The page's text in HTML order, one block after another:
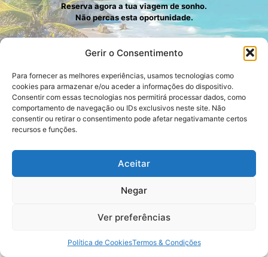
Gerir o Consentimento
Para fornecer as melhores experiências, usamos tecnologias como
cookies para armazenar e/ou aceder a informações do dispositivo.
Consentir com essas tecnologias nos permitirá processar dados, como
comportamento de navegação ou IDs exclusivos neste site. Não
consentir ou retirar o consentimento pode afetar negativamante certos
recursos e funções.
Aceitar
Negar
Ver preferências
Política de CookiesTermos & Condições
Reserva agora a tua viagem de sonho.
Não percas esta oportunidade.
Agência de Viagens Férias na
Riviera Maya: Especialistas em
Desejas planear as tuas férias com total segurança e apoio
na sua língua? A nossa Agência de Viagens Férias na Riviera
Maya dedica-se a criar experiências inesquecíveis para
destinos globais. De facto, nas Férias na Riviera Maya
destacamo-nos por oferecer um serviço personalizado e
reserva recebe a máxima atenção para garantir o teu